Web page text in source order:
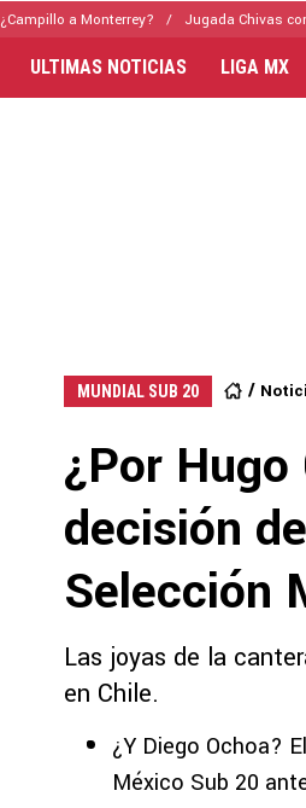
¿Campillo a Monterrey? Jugada Chivas
ULTIMAS NOTICIAS LIGA MX
MUNDIAL SUB 20
¿Por
decisión
Selección
Las joyas de la
en Chile.
¿Y Diego Ochoa?
México Sub 20